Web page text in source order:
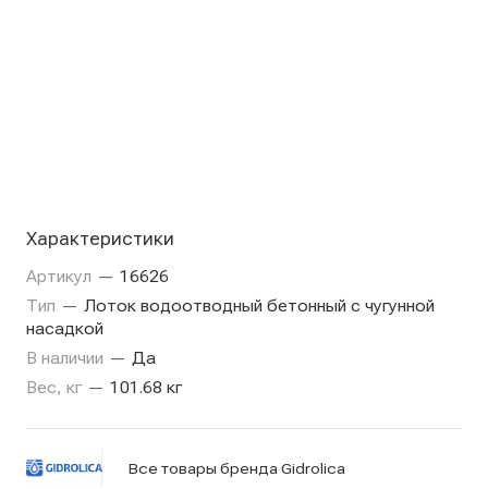
Характеристики
Артикул — 16626
Тип — Лоток водоотводный бетонный с чугунной
насадкой
В наличии — Да
Вес, кг — 101.68 кг
Все товары бренда Gidrolica